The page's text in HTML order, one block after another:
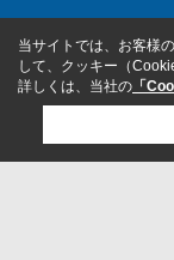
当サイトでは、お客様
して、クッキー（
詳しくは、当社の 「